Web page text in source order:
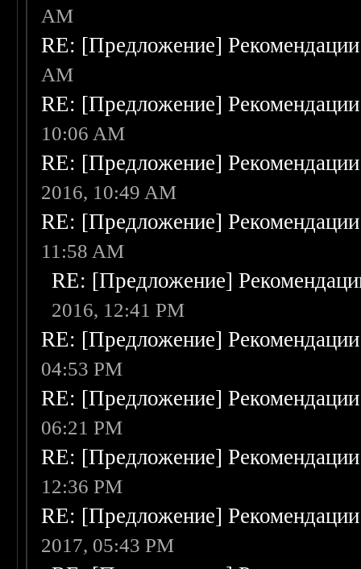
AM
RE: [Предложение]
AM
RE: [Предложение]
10:06 AM
RE: [Предложение]
2016, 10:49 AM
RE: [Предложение]
11:58 AM
RE: [Предложение]
2016, 12:41 PM
RE: [Предложение]
04:53 PM
RE: [Предложение]
06:21 PM
RE: [Предложение]
12:36 PM
RE: [Предложение]
2017, 05:43 PM